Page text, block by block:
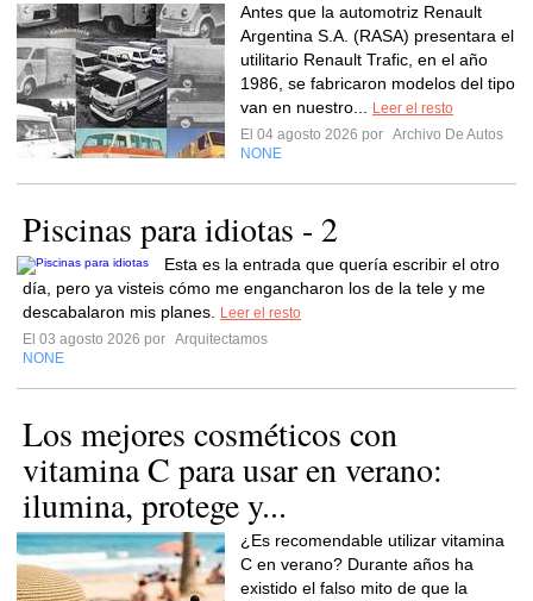
Antes que la automotriz Renault
Argentina S.A. (RASA) presentara el
utilitario Renault Trafic, en el año
1986, se fabricaron modelos del tipo
van en nuestro...
Leer el resto
El 04 agosto 2026 por Archivo De Autos
NONE
Piscinas para idiotas - 2
Esta es la entrada que quería escribir el otro
día, pero ya visteis cómo me engancharon los de la tele y me
descabalaron mis planes.
Leer el resto
El 03 agosto 2026 por Arquitectamos
NONE
Los mejores cosméticos con
vitamina C para usar en verano:
ilumina, protege y...
¿Es recomendable utilizar vitamina
C en verano? Durante años ha
existido el falso mito de que la